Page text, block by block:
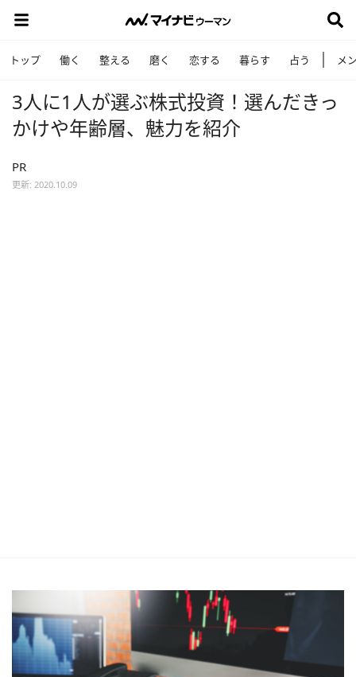
トップ 働く 整える 磨く 恋する 暮らす 占う メ
3人に1人が選ぶ株式投資！選んだきっ
かけや年齢層、魅力を紹介
PR
更新: 2020.10.09